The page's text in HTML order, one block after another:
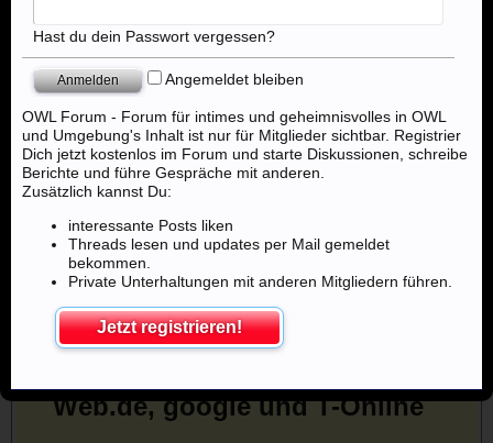
Foren ... Kassel, Marburg, Gießen, Fulda, Bad Hersfeld
Web.de, google und T-Online
Hast du dein Passwort vergessen?
Angemeldet bleiben
OWL Forum - Forum für intimes und geheimnisvolles in OWL
und Umgebung's Inhalt ist nur für Mitglieder sichtbar. Registrier
Dich jetzt kostenlos im Forum und starte Diskussionen, schreibe
Berichte und führe Gespräche mit anderen.
Zusätzlich kannst Du:
interessante Posts liken
Threads lesen und updates per Mail gemeldet
bekommen.
Private Unterhaltungen mit anderen Mitgliedern führen.
Jetzt registrieren!